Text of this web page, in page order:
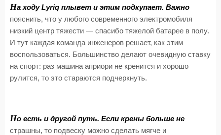
На ходу Lyriq плывет и этим подкупает. Важно
пояснить, что у любого современного электромобиля
низкий центр тяжести — спасибо тяжелой батарее в полу.
И тут каждая команда инженеров решает, как этим
воспользоваться. Большинство делают очевидную ставку
на спорт: раз машина априори не кренится и хорошо
рулится, то это стараются подчеркнуть.
Но есть и другой путь. Если крены больше не
страшны, то подвеску можно сделать мягче и